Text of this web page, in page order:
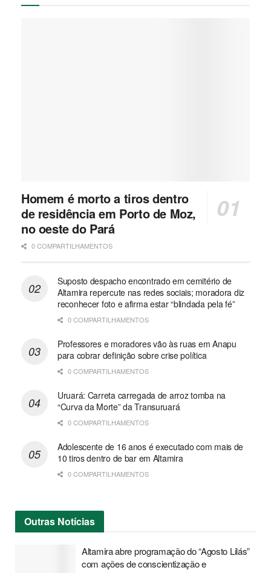
Homem é morto a tiros dentro
de residência em Porto de Moz,
no oeste do Pará
0 COMPARTILHAMENTOS
Suposto despacho encontrado em cemitério de
Altamira repercute nas redes sociais; moradora diz
reconhecer foto e afirma estar “blindada pela fé”
0 COMPARTILHAMENTOS
Professores e moradores vão às ruas em Anapu
para cobrar definição sobre crise política
0 COMPARTILHAMENTOS
Uruará: Carreta carregada de arroz tomba na
“Curva da Morte” da Transuruará
0 COMPARTILHAMENTOS
Adolescente de 16 anos é executado com mais de
10 tiros dentro de bar em Altamira
0 COMPARTILHAMENTOS
Outras Notícias
Altamira abre programação do “Agosto Lilás”
com ações de conscientização e